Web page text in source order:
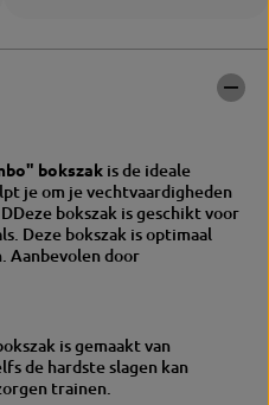
bokszak is de ideale
je om je vechtvaardigheden
Deze bokszak is geschikt voor
Deze bokszak is optimaal
Aanbevolen door
is gemaakt van
de hardste slagen kan
trainen.